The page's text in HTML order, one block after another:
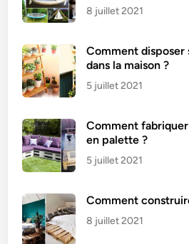
8 juillet 2021
Comment disposer
dans la maison ?
5 juillet 2021
Comment
en palette ?
5 juillet 2021
Comment
8 juillet 2021